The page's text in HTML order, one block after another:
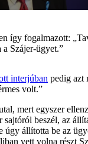
így fogalmazott:
a Szájer-ügyet.”
interjúban pedig azt
volt.”
mert egyszer
sajtóról beszél, az
úgy állította be az
vett volna részt